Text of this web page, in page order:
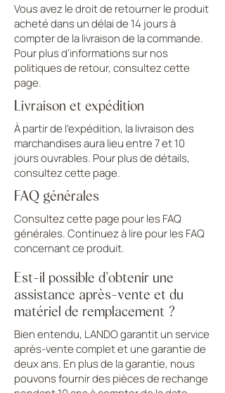
Vous avez le droit de retourner le produit
acheté dans un délai de 14 jours à
compter de la livraison de la commande.
Pour plus d'informations sur nos
politiques de retour, consultez cette
page.
Livraison et expédition
À partir de l'expédition, la livraison des
marchandises aura lieu entre 7 et 10
jours ouvrables. Pour plus de détails,
consultez cette page.
FAQ générales
Consultez cette page pour les FAQ
générales. Continuez à lire pour les FAQ
concernant ce produit.
Est-il possible d'obtenir une
assistance après-vente et du
matériel de remplacement ?
Bien entendu, LANDO garantit un service
après-vente complet et une garantie de
deux ans. En plus de la garantie, nous
pouvons fournir des pièces de rechange